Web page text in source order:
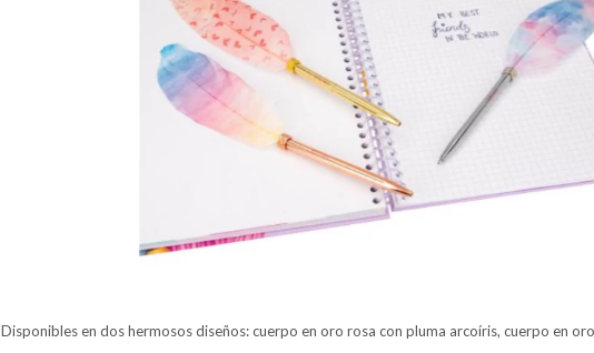
Disponibles en dos hermosos diseños: cuerpo en oro rosa con pluma arcoíris, cuerpo en